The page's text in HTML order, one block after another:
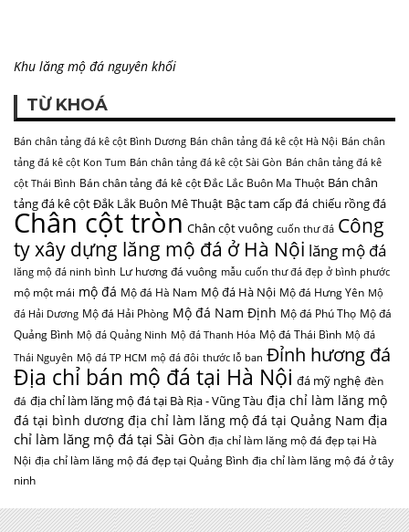
Khu lăng mộ đá nguyên khối
TỪ KHOÁ
Bán chân tảng đá kê cột Bình Dương Bán chân tảng đá kê cột Hà Nội Bán chân
tảng đá kê cột Kon Tum Bán chân tảng đá kê cột Sài Gòn Bán chân tảng đá kê
cột Thái Bình Bán chân tảng đá kê cột Đắc Lắc Buôn Ma Thuột Bán chân
tảng đá kê cột Đắk Lắk Buôn Mê Thuật Bậc tam cấp đá chiếu rồng đá
Chân cột tròn Chân cột vuông cuốn thư đá Công
ty xây dựng lăng mộ đá ở Hà Nội lăng mộ đá
lăng mộ đá ninh bình Lư hương đá vuông mẫu cuốn thư đá đẹp ở bình phước
mộ một mái mộ đá Mộ đá Hà Nam Mộ đá Hà Nội Mộ đá Hưng Yên Mộ
đá Hải Dương Mộ đá Hải Phòng Mộ đá Nam Định Mộ đá Phú Thọ Mộ đá
Quảng Bình Mộ đá Quảng Ninh Mộ đá Thanh Hóa Mộ đá Thái Bình Mộ đá
Thái Nguyên Mộ đá TP HCM mộ đá đôi thước lỗ ban Đỉnh hương đá
Địa chỉ bán mộ đá tại Hà Nội đá mỹ nghệ đèn
đá địa chỉ làm lăng mộ đá tại Bà Rịa - Vũng Tàu địa chỉ làm lăng mộ
đá tại bình dương địa chỉ làm lăng mộ đá tại Quảng Nam địa
chỉ làm lăng mộ đá tại Sài Gòn địa chỉ làm lăng mộ đá đẹp tại Hà
Nội địa chỉ làm lăng mộ đá đẹp tại Quảng Bình địa chỉ làm lăng mộ đá ở tây
ninh